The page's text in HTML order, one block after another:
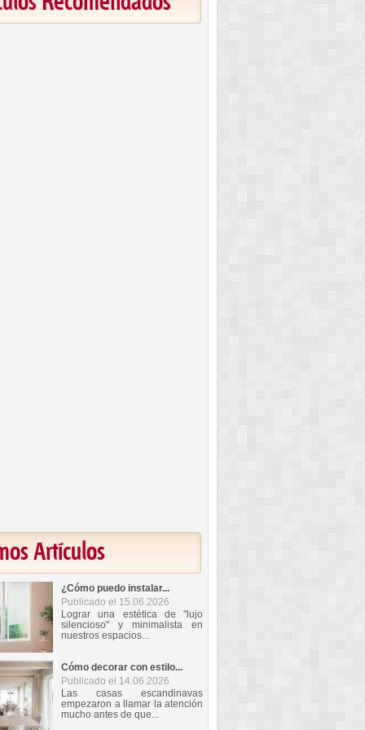
Artículos
¿Cómo puedo instalar...
Publicado el 15.06.2026
Lograr una estética de "lujo
silencioso" y minimalista en
nuestros espacios...
Cómo decorar con estilo...
Publicado el 14.06.2026
Las casas escandinavas
empezaron a llamar la atención
mucho antes de que...